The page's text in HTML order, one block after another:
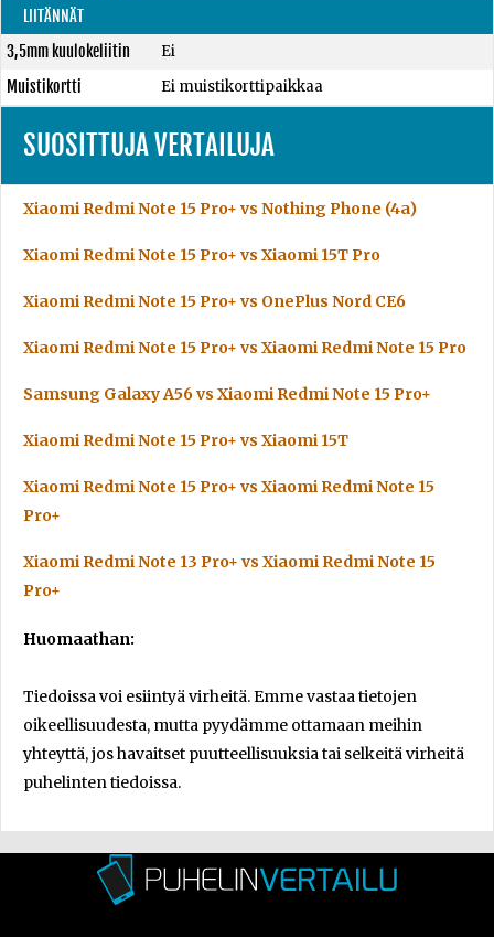
LIITÄNNÄT
3,5mm kuulokeliitin
Ei
Muistikortti
Ei muistikorttipaikkaa
SUOSITTUJA VERTAILUJA
Xiaomi Redmi Note 15 Pro+ vs Nothing Phone (4a)
Xiaomi Redmi Note 15 Pro+ vs Xiaomi 15T Pro
Xiaomi Redmi Note 15 Pro+ vs OnePlus Nord CE6
Xiaomi Redmi Note 15 Pro+ vs Xiaomi Redmi Note 15 Pro
Samsung Galaxy A56 vs Xiaomi Redmi Note 15 Pro+
Xiaomi Redmi Note 15 Pro+ vs Xiaomi 15T
Xiaomi Redmi Note 15 Pro+ vs Xiaomi Redmi Note 15
Pro+
Xiaomi Redmi Note 13 Pro+ vs Xiaomi Redmi Note 15
Pro+
Huomaathan:
Tiedoissa voi esiintyä virheitä. Emme vastaa tietojen
oikeellisuudesta, mutta pyydämme ottamaan meihin
yhteyttä, jos havaitset puutteellisuuksia tai selkeitä virheitä
puhelinten tiedoissa.